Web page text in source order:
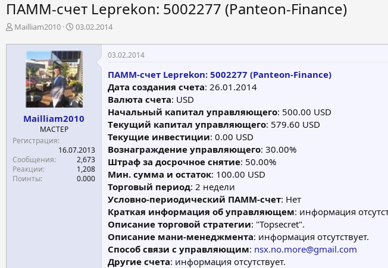
ПАММ-счет Leprekon: 5002277 (Panteon-Finance)
А
т
Mailliam2010
Д
т
а
н
а
ч
а
а
03.02.2014
Mailliam2010
МАСТЕР
Регистрация
16.07.2013
Сообщения
2,673
Реакции
1,208
Поинты
0.000
03.02.2014
ПАММ-счет Leprekon: 5002277 (Panteon-Finance)
Дата создания счета: 26.01.2014
Валюта счета: USD
Начальный капитал управляющего: 500.00 USD
Tекущий капитал управляющегo: 579.60 USD
Текущие инвестиции: 0.00 USD
Вознаграждение управляющего: 30.00%
Штраф за досрочное снятие: 50.00%
Мин. сумма и остаток: 100.00 USD
Торговый период: 2 недели
Условно-периодический ПАММ-счет: Нет
Краткая информация об управляющем: информация
Описание торговой стратегии: "Topsecret".
Описание мани-менеджмента: информация отсутствует.
Способ связи с управляющим: nsx.no.more@gmail.com
Другие счета: информация отсутствует.